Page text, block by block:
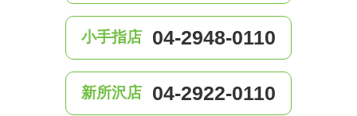
小手指店 04-2948-0110
新所沢店 04-2922-0110